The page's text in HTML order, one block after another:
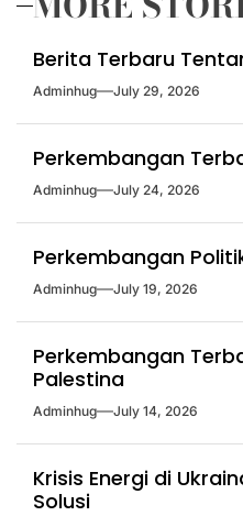
Berita Terbaru
Adminhug July 29, 2026
Perkembangan
Adminhug July 24, 2026
Perkembangan
Adminhug July 19, 2026
Perkembangan
Palestina
Adminhug July 14, 2026
Krisis Energi di
Solusi